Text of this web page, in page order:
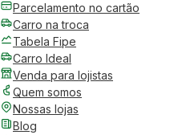
Parcelamento no cartão
Carro na troca
Tabela Fipe
Carro Ideal
Venda para lojistas
Quem somos
Nossas lojas
Blog